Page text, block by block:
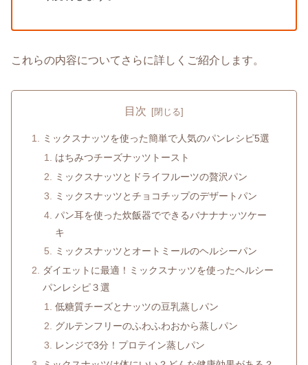
これらの内容についてさらに詳しくご紹介します。
目次
ミックスナッツを使った簡単で人気のパンレシピ5選
はちみつチーズナッツトースト
ミックスナッツとドライフルーツの贅沢パン
ミックスナッツとチョコチップのデザートパン
パン耳を使った炊飯器でできるバナナナッツケー
キ
ミックスナッツとオートミールのヘルシーパン
ダイエットに最適！ミックスナッツを使ったヘルシー
パンレシピ３選
低糖質チーズとナッツの豆乳蒸しパン
グルテンフリーのふわふわおから蒸しパン
レンジで3分！プロテイン蒸しパン